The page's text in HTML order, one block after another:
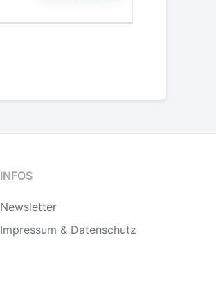
INFOS
Newsletter
Impressum & Datenschutz